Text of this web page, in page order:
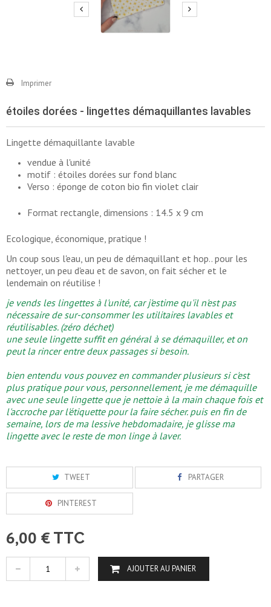
Imprimer
étoiles dorées - lingettes démaquillantes lavables
Lingette démaquillante lavable
vendue à l'unité
motif : étoiles dorées sur fond blanc
Verso : éponge de coton bio fin violet clair
Format rectangle, dimensions : 14.5 x 9 cm
Ecologique, économique, pratique !
Un coup sous l'eau, un peu de démaquillant et hop.. pour les
nettoyer, un peu d'eau et de savon, on fait sécher et le
lendemain on réutilise !
je vends les lingettes à l'unité, car j'estime qu'il n'est pas
nécessaire de sur-consommer les utilitaires lavables et
réutilisables. (zéro déchet)
une seule lingette suffit en général à se démaquiller, et on
peut la rincer entre deux passages si besoin.
bien entendu vous pouvez en commander plusieurs si c'est
plus pratique pour vous, personnellement, je me démaquille
avec une seule lingette que je nettoie à la main chaque fois et
l'accroche par l'étiquette pour la faire sécher. puis en fin de
semaine, lors de ma lessive hebdomadaire, je glisse ma
lingette avec le reste de mon linge à laver.
TWEET PARTAGER
PINTEREST
6,00 € TTC
AJOUTER AU PANIER